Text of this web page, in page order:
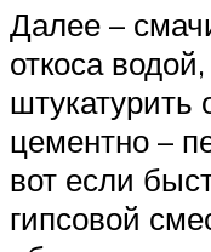
Далее –
откоса
цементно –
вот если
гипсовой